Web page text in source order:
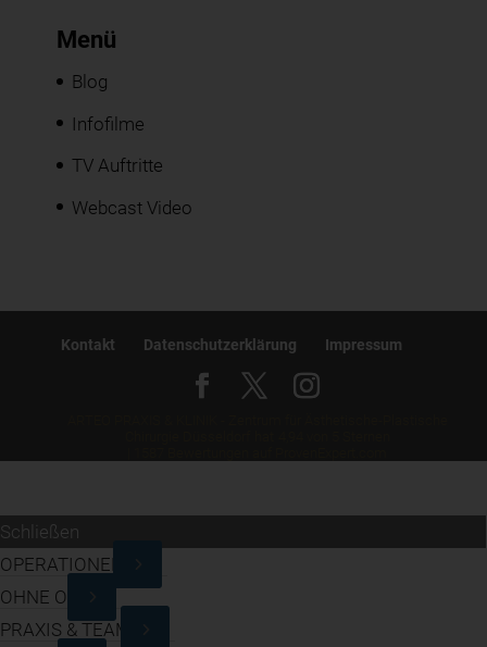
Menü
Blog
Infofilme
TV Auftritte
Webcast Video
Kontakt Datenschutzerklärung Impressum
Schließen
OPERATIONEN
OHNE OP
PRAXIS & TEAM